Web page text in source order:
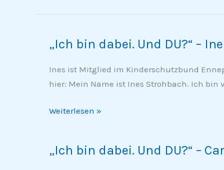
„Ich bin dabei. Und DU?“ –
Ines ist Mitglied im Kinderschutzbund
hier: Mein Name ist Ines Strohbach. Ich bin
„Ich
dabei.
Und
–
Weiterlesen »
„Ich bin dabei. Und DU?“ –
„Ich